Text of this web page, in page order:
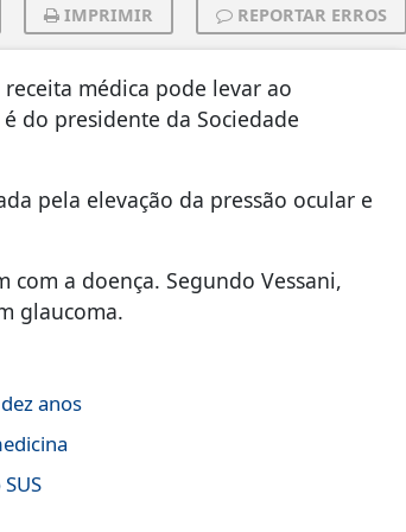
IMPRIMIR REPORTAR ERROS
médica pode levar ao
do presidente da Sociedade
pela elevação da pressão ocular e
a doença. Segundo Vessani,
glaucoma.
anos